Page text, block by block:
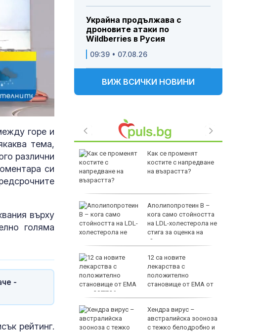
горе и
тема,
различни
си
върху
голяма
-
рейтинг.
Украйна продължава с
дроновите атаки по
Wildberries в Русия
09:39 • 07.08.26
ВИЖ ВСИЧКИ НОВИНИ
предлага
на Агенция
киберсигурност
аварийна
птица в
Как се променят
костите с напредване
на възрастта?
Аполипопротеин B –
кога само стойността
на LDL-холестерола не
стига за оценка на
сърдечносъдовия риск?
12 са новите
лекарства с
положително
становище от ЕМА от
юли 2026 г.
Хендра вирус –
австралийска зооноза
с тежко белодробно и